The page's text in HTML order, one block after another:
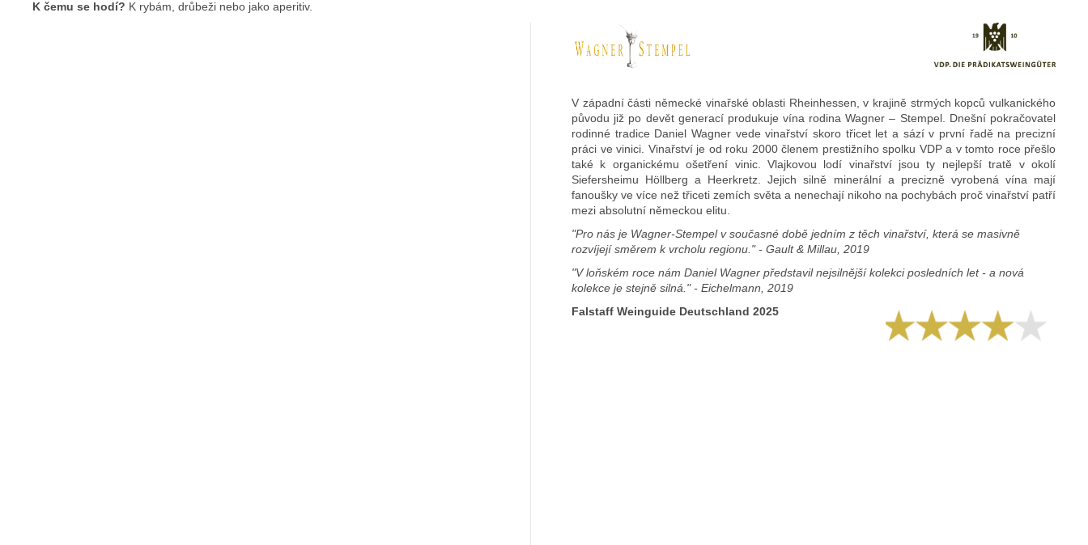
K čemu se hodí? K rybám, drůbeži nebo jako aperitiv.
V západní části německé vinařské oblasti Rheinhessen, v krajině strmých kopců vulkanického
původu již po devět generací produkuje vína rodina Wagner – Stempel. Dnešní pokračovatel
rodinné tradice Daniel Wagner vede vinařství skoro třicet let a sází v první řadě na precizní
práci ve vinici. Vinařství je od roku 2000 členem prestižního spolku VDP a v tomto roce přešlo
také k organickému ošetření vinic. Vlajkovou lodí vinařství jsou ty nejlepší tratě v okolí
Siefersheimu Höllberg a Heerkretz. Jejich silně minerální a precizně vyrobená vína mají
fanoušky ve více než třiceti zemích světa a nenechají nikoho na pochybách proč vinařství patří
mezi absolutní německou elitu.
"Pro nás je Wagner-Stempel v současné době jedním z těch vinařství, která se masivně
rozvíjejí směrem k vrcholu regionu." - Gault & Millau, 2019
"V loňském roce nám Daniel Wagner představil nejsilnější kolekci posledních let - a nová
kolekce je stejně silná." - Eichelmann, 2019
Falstaff Weinguide Deutschland 2025